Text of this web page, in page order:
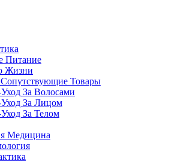
Питание
Жизни
Сопутствующие Товары
За Волосами
Уход За Лицом
За Телом
Медицина